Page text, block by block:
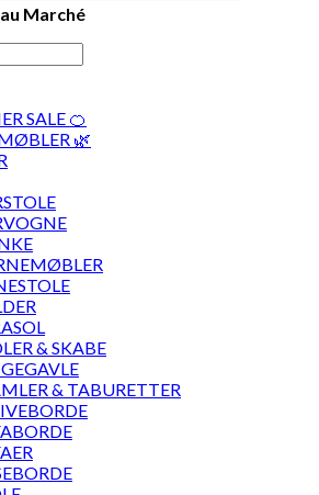
Marché
SALE 🍊
🌿
& SKABE
& TABURETTER